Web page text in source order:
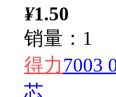
¥1.50
销量：1
得力7003
芯